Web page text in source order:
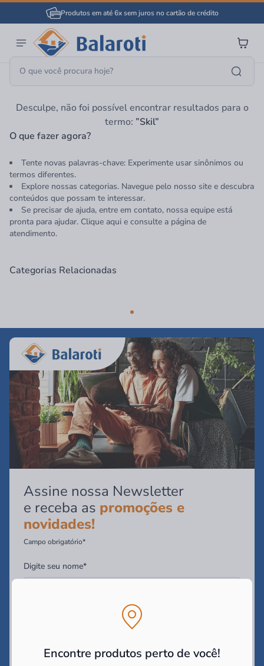
Produtos em até 6x sem juros no cartão de crédito
Encontre produtos perto de você!
Página Inicial Skil
Desculpe, não foi possível encontrar resultados para o
termo: ”Skil”
O que fazer agora?
Tente novas palavras-chave: Experimente usar sinônimos ou
termos diferentes.
Explore nossas categorias. Navegue pelo nosso site e descubra
conteúdos que possam te interessar.
Se precisar de ajuda, entre em contato, nossa equipe está
pronta para ajudar. Clique aqui e consulte a página de
atendimento.
Categorias Relacionadas
Assine nossa Newsletter
e receba as promoções e
novidades!
Campo obrigatório*
Digite seu nome*
Digite seu WhatsApp (Opcional)